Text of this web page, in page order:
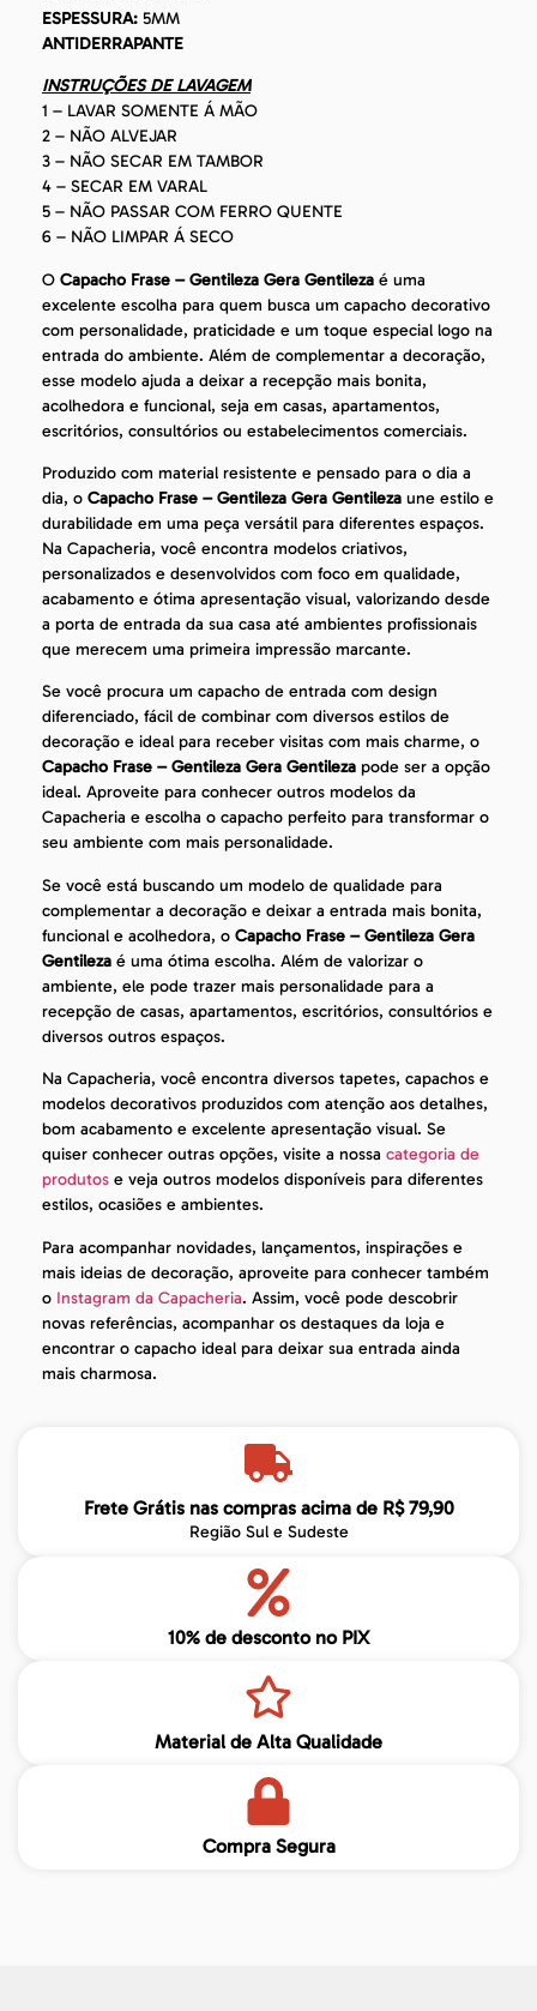
ESPESSURA: 5MM
ANTIDERRAPANTE
INSTRUÇÕES DE LAVAGEM
1 – LAVAR SOMENTE Á MÃO
2 – NÃO ALVEJAR
3 – NÃO SECAR EM TAMBOR
4 – SECAR EM VARAL
5 – NÃO PASSAR COM FERRO QUENTE
6 – NÃO LIMPAR Á SECO
O Capacho Frase – Gentileza Gera Gentileza é uma
excelente escolha para quem busca um capacho decorativo
com personalidade, praticidade e um toque especial logo na
entrada do ambiente. Além de complementar a decoração,
esse modelo ajuda a deixar a recepção mais bonita,
acolhedora e funcional, seja em casas, apartamentos,
escritórios, consultórios ou estabelecimentos comerciais.
Produzido com material resistente e pensado para o dia a
dia, o Capacho Frase – Gentileza Gera Gentileza une estilo e
durabilidade em uma peça versátil para diferentes espaços.
Na Capacheria, você encontra modelos criativos,
personalizados e desenvolvidos com foco em qualidade,
acabamento e ótima apresentação visual, valorizando desde
a porta de entrada da sua casa até ambientes profissionais
que merecem uma primeira impressão marcante.
Se você procura um capacho de entrada com design
diferenciado, fácil de combinar com diversos estilos de
decoração e ideal para receber visitas com mais charme, o
Capacho Frase – Gentileza Gera Gentileza pode ser a opção
ideal. Aproveite para conhecer outros modelos da
Capacheria e escolha o capacho perfeito para transformar o
seu ambiente com mais personalidade.
Se você está buscando um modelo de qualidade para
complementar a decoração e deixar a entrada mais bonita,
funcional e acolhedora, o Capacho Frase – Gentileza Gera
Gentileza é uma ótima escolha. Além de valorizar o
ambiente, ele pode trazer mais personalidade para a
recepção de casas, apartamentos, escritórios, consultórios e
diversos outros espaços.
Na Capacheria, você encontra diversos tapetes, capachos e
modelos decorativos produzidos com atenção aos detalhes,
bom acabamento e excelente apresentação visual. Se
quiser conhecer outras opções, visite a nossa categoria de
produtos e veja outros modelos disponíveis para diferentes
estilos, ocasiões e ambientes.
Para acompanhar novidades, lançamentos, inspirações e
mais ideias de decoração, aproveite para conhecer também
o Instagram da Capacheria. Assim, você pode descobrir
novas referências, acompanhar os destaques da loja e
encontrar o capacho ideal para deixar sua entrada ainda
mais charmosa.
Frete Grátis nas compras acima de R$ 79,90
Região Sul e Sudeste
10% de desconto no PIX
Material de Alta Qualidade
Compra Segura